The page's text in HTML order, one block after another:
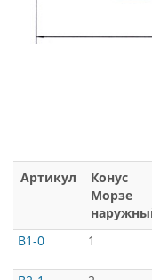
Артикул
Конус
Морзе
B1-0 1